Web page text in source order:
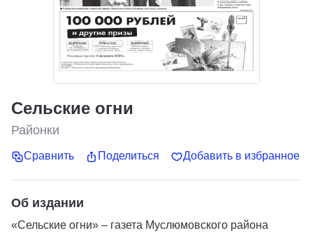
Сельские огни
Районки
Сравнить Поделиться Добавить в избранное
Об издании
«Сельские огни» – газета Муслюмовского района